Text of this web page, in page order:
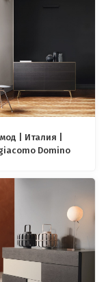
| Италия |
Domino